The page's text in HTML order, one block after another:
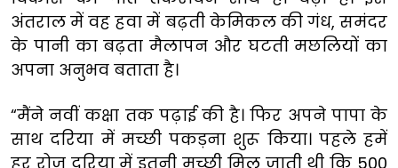
अंतराल में वह हवा में बढ़ती केमिकल की गंध, समंदर
के पानी का बढ़ता मैलापन और घटती मछलियों का
अपना अनुभव बताता है।
“मैंने नवीं कक्षा तक पढ़ाई की है। फिर अपने पापा के
साथ दरिया में मच्छी पकड़ना शुरू किया। पहले हमें
हर रोज दरिया में इतनी मच्छी मिल जाती थी कि 500